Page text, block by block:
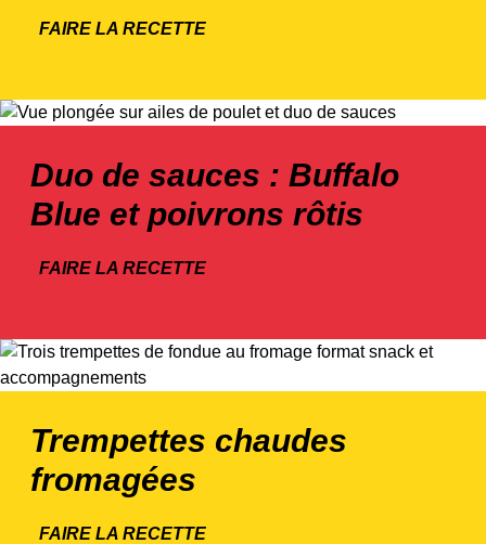
FAIRE LA RECETTE
Duo de sauces : Buffalo
Blue et poivrons rôtis
FAIRE LA RECETTE
Trempettes chaudes
fromagées
FAIRE LA RECETTE